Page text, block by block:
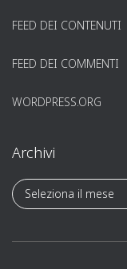
FEED DEI CONTENUTI
FEED DEI COMMENTI
WORDPRESS.ORG
Archivi
A
r
h